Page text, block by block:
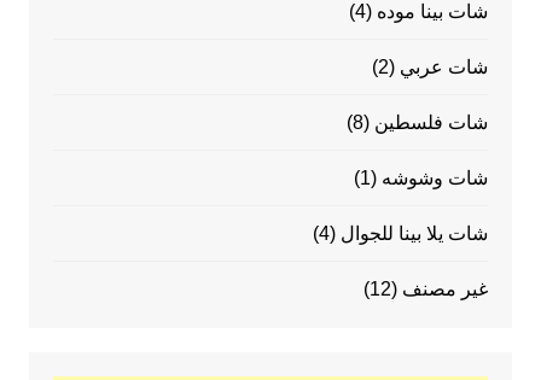
شات بينا موده (4)
شات عربي (2)
شات فلسطين (8)
شات وشوشه (1)
شات يلا بينا للجوال (4)
غير مصنف (12)